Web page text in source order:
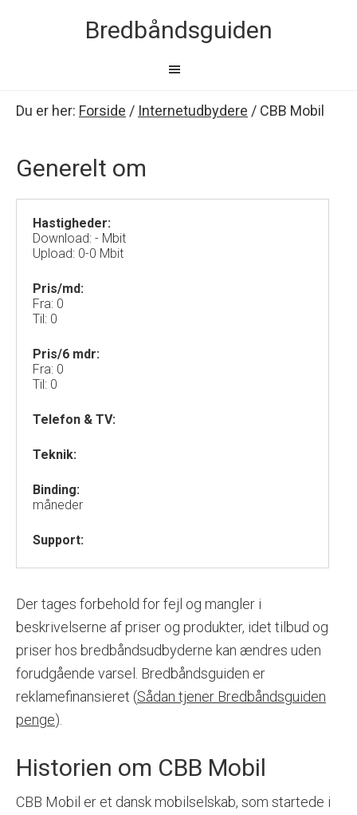
Bredbåndsguiden
Du er her: Forside / Internetudbydere / CBB Mobil
Generelt om
Hastigheder:
Download: - Mbit
Upload: 0-0 Mbit
Pris/md:
Fra: 0
Til: 0
Pris/6 mdr:
Fra: 0
Til: 0
Telefon & TV:
Teknik:
Binding:
måneder
Support:
Der tages forbehold for fejl og mangler i
beskrivelserne af priser og produkter, idet tilbud og
priser hos bredbåndsudbyderne kan ændres uden
forudgående varsel. Bredbåndsguiden er
reklamefinansieret (Sådan tjener Bredbåndsguiden
penge).
Historien om CBB Mobil
CBB Mobil er et dansk mobilselskab, som startede i